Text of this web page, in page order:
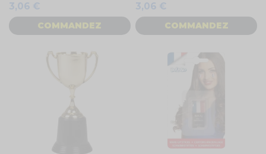
3,06 €
COMMANDEZ
3,06 €
COMMANDEZ